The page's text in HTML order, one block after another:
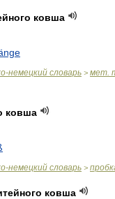
ковша
немецкий словарь > мет.
ковша
немецкий словарь >
ковша